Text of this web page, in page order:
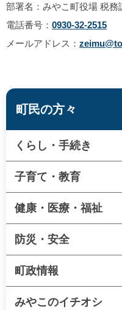
部署名：みやこ町役場 税務
電話番号： 0930-32-2515
メールアドレス：
町民の方々
くらし・手続き
子育て・教育
健康・医療・福祉
防災・安全
町政情報
みやこのイチオシ